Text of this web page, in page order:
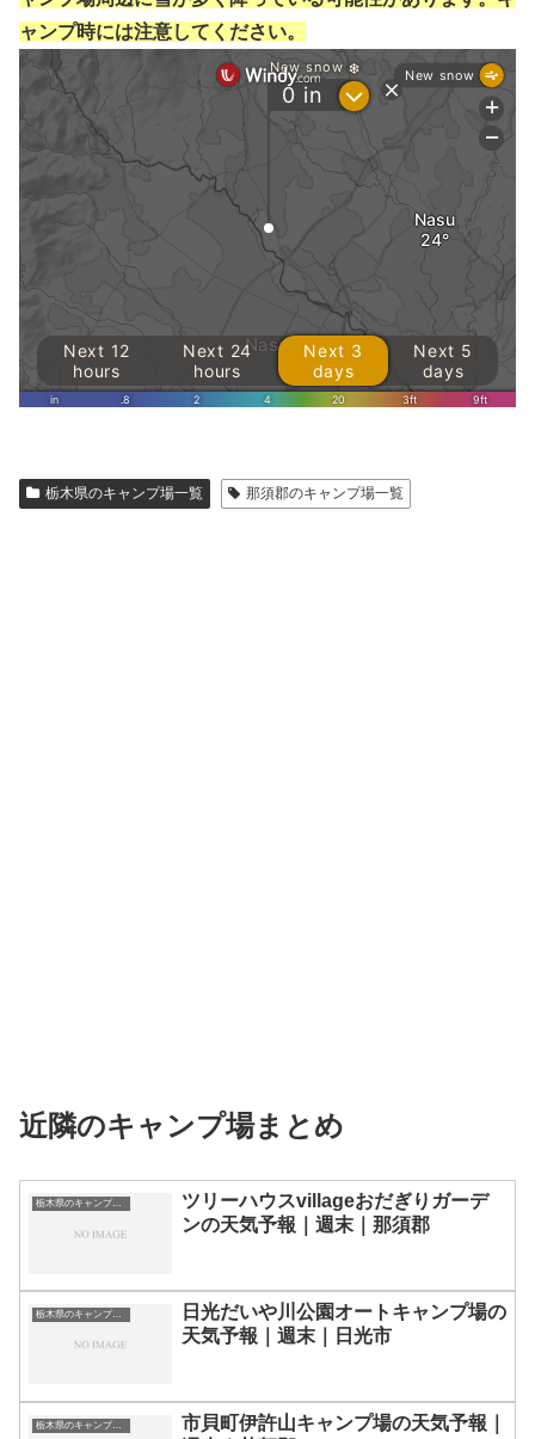
ャンプ時には注意してください。
栃木県のキャンプ場一覧 那須郡のキャンプ場一覧
近隣のキャンプ場まとめ
栃木県のキャンプ場一覧
ツリーハウスvillageおだぎりガーデ
ンの天気予報｜週末｜那須郡
栃木県のキャンプ場一覧
日光だいや川公園オートキャンプ場の
天気予報｜週末｜日光市
栃木県のキャンプ場一覧
市貝町伊許山キャンプ場の天気予報｜